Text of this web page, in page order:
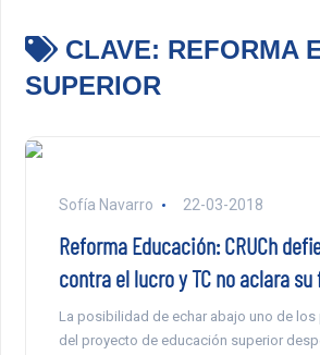
CLAVE: REFORMA
SUPERIOR
Sofía Navarro 22-03-2018
Reforma Educación: CRUCh
contra el lucro y TC no aclara
La posibilidad de echar abajo uno de
del proyecto de educación superior